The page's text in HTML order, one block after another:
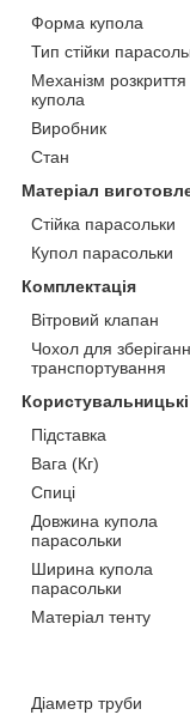
Форма купола
Тип стійки
Механізм розкриття
купола
Виробник
Стан
Матеріал
Стійка парасольки
Купол парасольки
Комплектація
Вітровий клапан
Чохол для
транспортування
Підставка
Вага (Кг)
Спиці
Довжина купола
парасольки
Ширина купола
парасольки
Матеріал тенту
Діаметр труби